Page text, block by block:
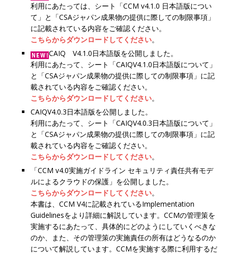
利用にあたっては、シート「CCM v4.1.0 日本語版につい
て」と「CSAジャパン成果物の提供に際しての制限事項」
に記載されている内容をご確認ください。
こちらからダウンロードしてください。
CAIQ V4.1.0日本語版を公開しました。
利用にあたって、シート「CAIQV4.1.0日本語版について」
と「CSAジャパン成果物の提供に際しての制限事項」に記
載されている内容をご確認ください。
こちらからダウンロードしてください。
CAIQV4.0.3日本語版を公開しました。
利用にあたって、シート「CAIQV4.0.3日本語版について」
と「CSAジャパン成果物の提供に際しての制限事項」に記
載されている内容をご確認ください。
こちらからダウンロードしてください。
「CCM v4.0実施ガイドライン セキュリティ責任共有モデ
ルによるクラウドの保護」を公開しました。
こちらからダウンロードしてください。
本書は、CCM V4に記載されているImplementation
Guidelinesをより詳細に解説しています。CCMの管理策を
実施するにあたって、具体的にどのようにしていくべきな
のか、また、その管理策の実施責任の所有はどうなるのか
について解説しています。CCMを実施する際に利用するだ